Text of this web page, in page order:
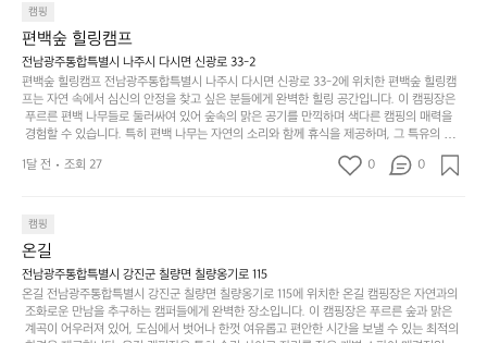
튼
을
조
용
히
o
l
a
이
의
아
주
미
가
존
재
럽
게
이
어
주
E
M
O
리
를
잡
았
는
하
고
경
을 창출하는 시간이 될 것입니다. 특히 식사를 좋아하는 분들에게는 매주 특별한 바비큐 파
티와 지역에서 나는 신선한 재료로 만든 다양한 요리를 제공하여 미각을 만족시켜 줍니다.
장성레이크 글램핑은 그 아름다운 경관과 최고 품질의 시설 덕분에 최근 몇 년 사이에 특히
주목받고 있는 캠핑장 중 하나입니다. 주말이면 방문객이 가득해 예약이 빠르게 차는 만큼
미리 일정을 계획하시는 것이 좋습니다. 나만의 프라이빗한 공간에서 가족 및 사랑하는 사
람들과 함께하세요. 당신의 대자연 속 힐링을 기다리는 장성레이크 글램핑은 언젠가 반드시
방문해봐야 할 명소로 자리매김하였습니다. 인기 정도: ★★★★★
캠핑
편백숲 힐링캠프
전남광주통합특별시 나주시 다시면 신광로 33-2
편백숲 힐링캠프 전남광주통합특별시 나주시 다시면 신광로 33-2에 위치한 편백숲 힐링캠
프는 자연 속에서 심신의 안정을 찾고 싶은 분들에게 완벽한 힐링 공간입니다. 이 캠핑장은
푸르른 편백 나무들로 둘러싸여 있어 숲속의 맑은 공기를 만끽하며 색다른 캠핑의 매력을
경험할 수 있습니다. 특히 편백 나무는 자연의 소리와 함께 휴식을 제공하며, 그 특유의 아로
마향이 심리적 안정감을 가져다줍니다. 이곳에서 아침 햇살을 맞으며 조용한 숲속에서의 커
피 한 잔은 그 어떤 도시의 카페에서 느끼기 힘든 특별함을 선사합니다. 편백숲 힐링캠프는
즐길 수 있는 기회도 많은데, 자전거를 타거나 숲속을 거닐며 다양한 생태계를 체험해보는
것도 일상의 스트레스를 잊게 해줍니다. 또한, 캠프파이어를 즐기며 별빛 아래서 시간을 보
내는 것은 일상에서 벗어나 새로운 여유를 찾는 방법입니다. 운영자는 항상 방문객의 편안함
과 안전을 최우선으로 생각하고 있으며, 깨끗하고 잘 관리된 시설을 자랑합니다. 가족들이
함께하는 모닥불 구이 파티나 친구들과의 캠핑 퀴즈도 놓칠 수 없는 재미가 됩니다. 자연과
의 조화 속에서 힐링할 수 있는 편백숲 힐링캠프는 현대인의 바쁜 일상에서 벗어나 소중한
시간을 가지고 싶은 분들에게 특히 추천드립니다. 지금 바로 나주로 떠나 여유로움과 행복
1달 전 조회 27 0 0
캠핑
온길
전남광주통합특별시 강진군 칠량면 칠량옹기로 115
온길 전남광주통합특별시 강진군 칠량면 칠량옹기로 115에 위치한 온길 캠핑장은 자연과의
조화로운 만남을 추구하는 캠퍼들에게 완벽한 장소입니다. 이 캠핑장은 푸르른 숲과 맑은
계곡이 어우러져 있어, 도심에서 벗어나 한껏 여유롭고 편안한 시간을 보낼 수 있는 최적의